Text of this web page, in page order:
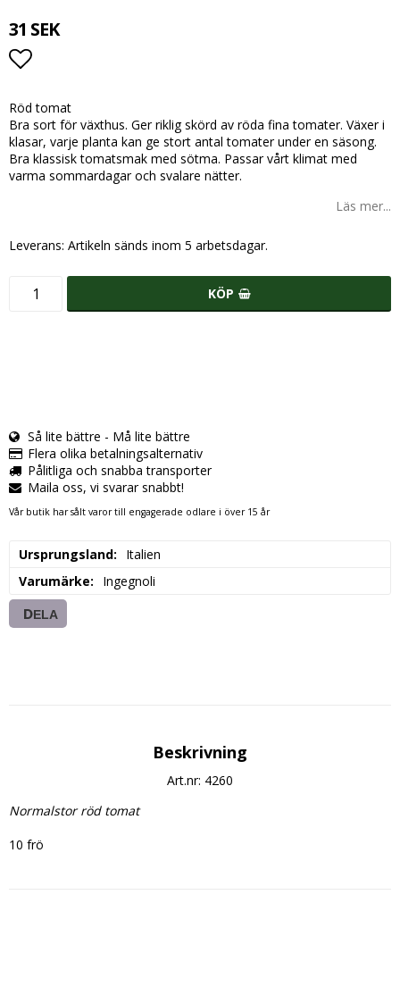
31 SEK
Röd tomat
Bra sort för växthus. Ger riklig skörd av röda fina tomater. Växer i
klasar, varje planta kan ge stort antal tomater under en säsong.
Bra klassisk tomatsmak med sötma. Passar vårt klimat med
varma sommardagar och svalare nätter.
Läs mer...
Leverans: Artikeln sänds inom 5 arbetsdagar.
KÖP
Så lite bättre - Må lite bättre
Flera olika betalningsalternativ
Pålitliga och snabba transporter
Maila oss, vi svarar snabbt!
Vår butik har sålt varor till engagerade odlare i över 15 år
Ursprungsland
Italien
Varumärke
Ingegnoli
DELA
Beskrivning
Art.nr: 4260
Normalstor röd tomat
10 frö